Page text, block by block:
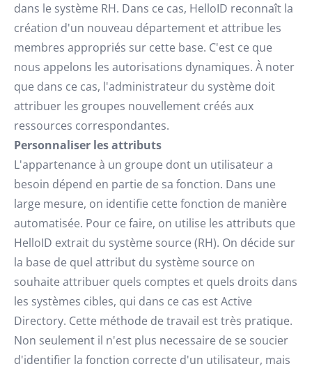
dans le système RH. Dans ce cas, HelloID reconnaît la
création d'un nouveau département et attribue les
membres appropriés sur cette base. C'est ce que
nous appelons les autorisations dynamiques. À noter
que dans ce cas, l'administrateur du système doit
attribuer les groupes nouvellement créés aux
ressources correspondantes.
Personnaliser les attributs
L'appartenance à un groupe dont un utilisateur a
besoin dépend en partie de sa fonction. Dans une
large mesure, on identifie cette fonction de manière
automatisée. Pour ce faire, on utilise les attributs que
HelloID extrait du système source (RH). On décide sur
la base de quel attribut du système source on
souhaite attribuer quels comptes et quels droits dans
les systèmes cibles, qui dans ce cas est Active
Directory. Cette méthode de travail est très pratique.
Non seulement il n'est plus necessaire de se soucier
d'identifier la fonction correcte d'un utilisateur, mais